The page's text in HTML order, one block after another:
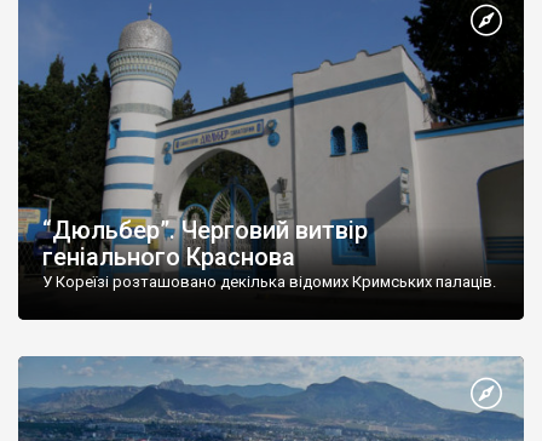
“Дюльбер”. Черговий витвір
геніального Краснова
У Кореїзі розташовано декілька відомих Кримських палаців.